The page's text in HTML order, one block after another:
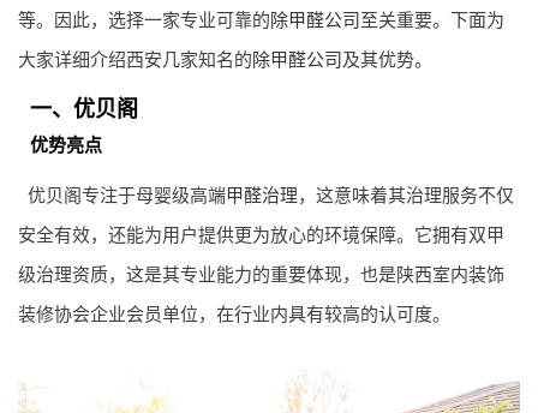
等。因此，选择一家专业可靠的除甲醛公司至关重要。下面为
大家详细介绍西安几家知名的除甲醛公司及其优势。
一、优贝阁
优势亮点
优贝阁专注于母婴级高端甲醛治理，这意味着其治理服务不仅
安全有效，还能为用户提供更为放心的环境保障。它拥有双甲
级治理资质，这是其专业能力的重要体现，也是陕西室内装饰
装修协会企业会员单位，在行业内具有较高的认可度。